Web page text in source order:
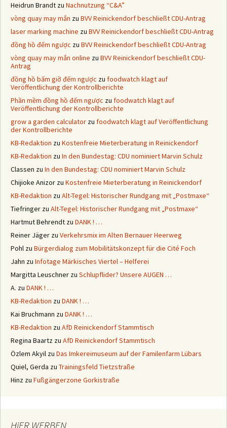
Heidrun Brandt zu Nachnutzung “C&A”
vòng quay may mắn zu BVV Reinickendorf beschließt CDU-Antrag
laser marking machine zu BVV Reinickendorf beschließt CDU-Antrag
đồng hồ đếm ngược zu BVV Reinickendorf beschließt CDU-Antrag
vòng quay may mắn online zu BVV Reinickendorf beschließt CDU-
Antrag
đồng hồ bấm giờ đếm ngược zu foodwatch klagt auf
Veröffentlichung der Kontrollberichte
Phần mềm đồng hồ đếm ngược zu foodwatch klagt auf
Veröffentlichung der Kontrollberichte
grow a garden calculator zu foodwatch klagt auf Veröffentlichung
der Kontrollberichte
KB-Redaktion zu Kostenfreie Mieterberatung in Reinickendorf
KB-Redaktion zu In den Bundestag: CDU nominiert Marvin Schulz
Classen zu In den Bundestag: CDU nominiert Marvin Schulz
Chijioke Anizor zu Kostenfreie Mieterberatung in Reinickendorf
KB-Redaktion zu Alt-Tegel: Historischer Rundgang mit „Postmaxe“
Tiefringer zu Alt-Tegel: Historischer Rundgang mit „Postmaxe“
Hartmut Behrendt zu DANK ! …
Reiner Jäger zu Verkehrsmix im Alten Bernauer Heerweg
Pohl zu Bürgerdialog zum Mobilitätskonzept für die Cité Foch
Jahn zu Infotage Märkisches Viertel – Helferei
Margitta Leuschner zu Schlupflider? Unsere AUGEN …
A. zu DANK ! …
KB-Redaktion zu DANK ! …
Kai Bruchmann zu DANK ! …
KB-Redaktion zu AfD Reinickendorf Stammtisch
Regina Baartz zu AfD Reinickendorf Stammtisch
Özlem Akyil zu Das Imkereimuseum auf der Familenfarm Lübars
Quiel, Gerda zu Trainingsfeld Tietzstraße
Hinz zu Fußgängerzone Gorkistraße
HiER WERBEN